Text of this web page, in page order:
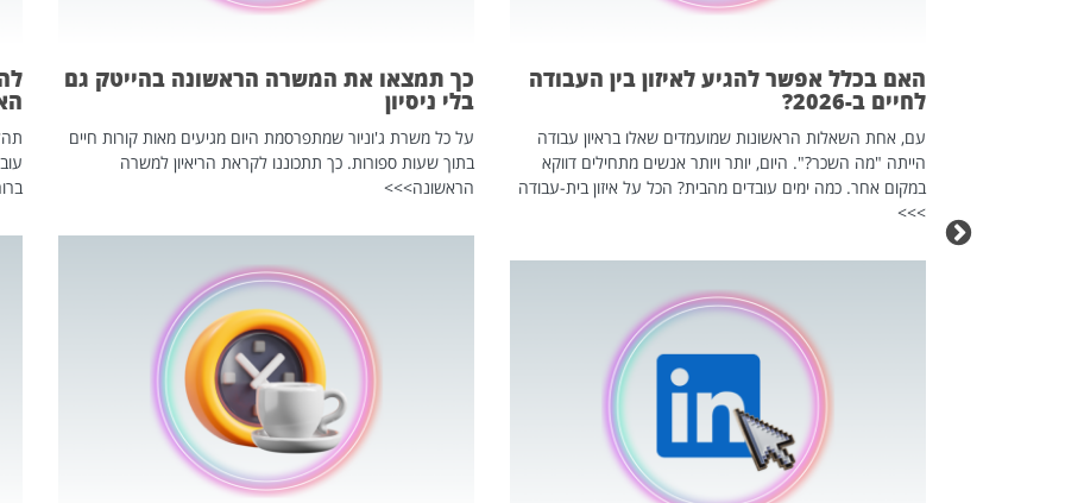
האם בכלל אפשר להגיע לאיזון בין העבודה
לחיים ב-2026?
עם, אחת השאלות הראשונות שמועמדים שאלו בראיון עבודה
הייתה "מה השכר?". היום, יותר ויותר אנשים מתחילים דווקא
במקום אחר. כמה ימים עובדים מהבית? הכל על איזון בית-עבודה
>>>
כך תמצאו את המשרה הראשונה בהייטק גם
בלי ניסיון
על כל משרת ג'וניור שמתפרסמת היום מגיעים מאות קורות חיים
בתוך שעות ספורות. כך תתכוננו לקראת הריאיון למשרה
הראשונה>>>